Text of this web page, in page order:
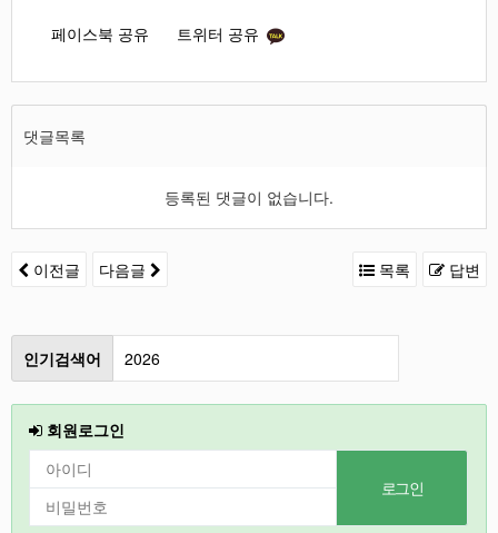
페이스북 공유 트위터 공유
댓글목록
등록된 댓글이 없습니다.
이전글 다음글 목록 답변
인기검색어
2026
철원
인천
강릉
회원로그인